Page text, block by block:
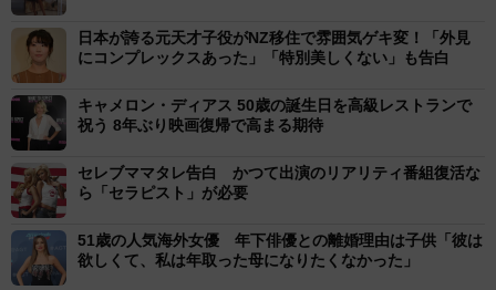
日本が誇る元天才子役がNZ移住で雰囲気ゲキ変！「外見
にコンプレックスあった」「特別美しくない」も告白
キャメロン・ディアス 50歳の誕生日を高級レストランで
祝う 8年ぶり映画復帰で高まる期待
セレブママタレ告白 かつて出演のリアリティ番組復活な
ら「セラピスト」が必要
51歳の人気海外女優 年下俳優との離婚理由は子供「彼は
欲しくて、私は年取った母になりたくなかった」